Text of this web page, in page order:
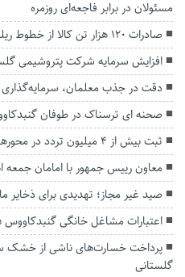
مسئولان در برابر فاجعه‌ای روزمره
صادرات 120 هزار تن کالا از خطوط ریلی استان گلستان
افزایش سرمایه شرکت پتروشیمی
دقت در جذب معلمان،
صحنه ای ترسناک در طوفان
ثبت بیش از ۴ میلیون تردد در محور‌های گلستان
معاون رییس جمهور با امامان
صید غیر مجاز؛ تهدیدی برای ذخایر
اعتبارات مشاغل خانگی گنبدکاووس ۸۵ درصد افزایش یافت
پرداخت خسارت‌های ناشی از خشک
گلستانی